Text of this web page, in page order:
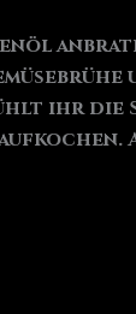
ihr die